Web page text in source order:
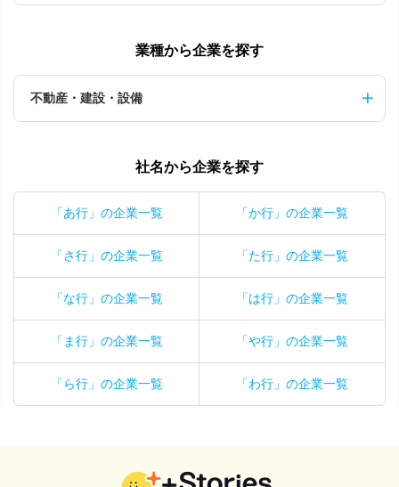
業種から企業を探す
不動産・建設・設備
社名から企業を探す
「あ行」の企業一覧 「か行」の企業一覧
「さ行」の企業一覧 「た行」の企業一覧
「な行」の企業一覧 「は行」の企業一覧
「ま行」の企業一覧 「や行」の企業一覧
「ら行」の企業一覧 「わ行」の企業一覧